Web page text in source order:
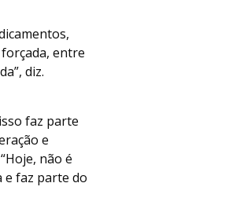
entre
diz.
faz parte
e
não é
e faz parte do